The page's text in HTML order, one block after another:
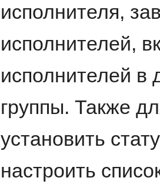
исполнителя,
исполнителей,
исполнителей в
группы. Также
установить
настроить